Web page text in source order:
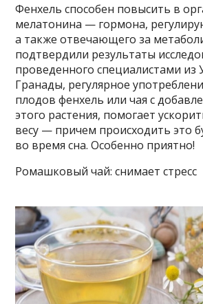
Фенхель способен повысить в
мелатонина — гормона,
а также отвечающего за
подтвердили результаты
проведенного специалистами из
Гранады, регулярное
плодов фенхель или чая с
этого растения, помогает
весу — причем происходить это
во время сна. Особенно приятно!
Ромашковый чай: снимает стресс